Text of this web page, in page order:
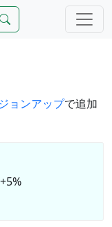
ョンアップで追加
+5%